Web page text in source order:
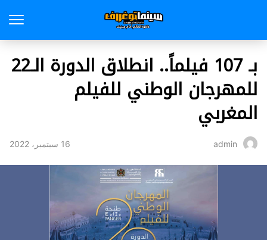
بـ 107 فيلماً.. انطلاق الدورة الـ22
للمهرجان الوطني للفيلم
المغربي
admin 16 سبتمبر، 2022